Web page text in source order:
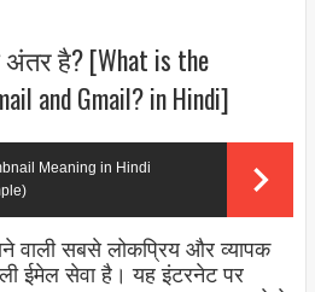
है? [What is the
and Gmail? in Hindi]
Meaning in Hindi
वाली सबसे लोकप्रिय और व्यापक
ईमेल सेवा है। यह इंटरनेट पर